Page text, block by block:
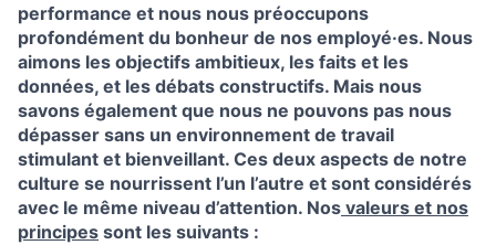
performance et nous nous préoccupons
profondément du bonheur de nos employé·es. Nous
aimons les objectifs ambitieux, les faits et les
données, et les débats constructifs. Mais nous
savons également que nous ne pouvons pas nous
dépasser sans un environnement de travail
stimulant et bienveillant. Ces deux aspects de notre
culture se nourrissent l’un l’autre et sont considérés
avec le même niveau d’attention. Nos valeurs et nos
principes sont les suivants :